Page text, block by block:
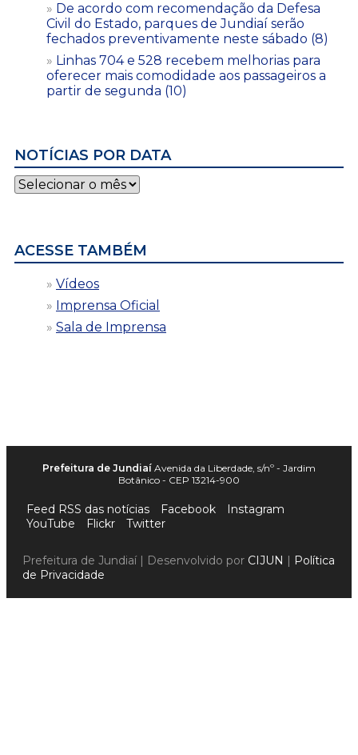
De acordo com recomendação da Defesa
Civil do Estado, parques de Jundiaí serão
fechados preventivamente neste sábado (8)
Linhas 704 e 528 recebem melhorias para
oferecer mais comodidade aos passageiros a
partir de segunda (10)
NOTÍCIAS POR DATA
Notícias
por
ACESSE TAMBÉM
Vídeos
Imprensa Oficial
Sala de Imprensa
Prefeitura de Jundiaí Avenida da Liberdade, s/nº - Jardim
Botânico - CEP 13214-900
Feed RSS das notícias Facebook
Instagram
YouTube
Flickr Twitter
Prefeitura de Jundiaí | Desenvolvido por CIJUN
Política
de Privacidade